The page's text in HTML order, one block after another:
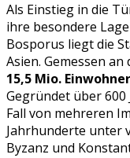
Als Einstieg in die
ihre besondere
Bosporus liegt die
Asien. Gemessen
15,5 Mio.
Gegründet über 600
Fall von mehreren
Jahrhunderte unter
Byzanz und